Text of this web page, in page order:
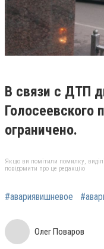
В связи с ДТП
Голосеевского
ограничено.
Якщо ви помітили помилку,
повідомити про це редакцію
#авариявишневое
Олег Поваров